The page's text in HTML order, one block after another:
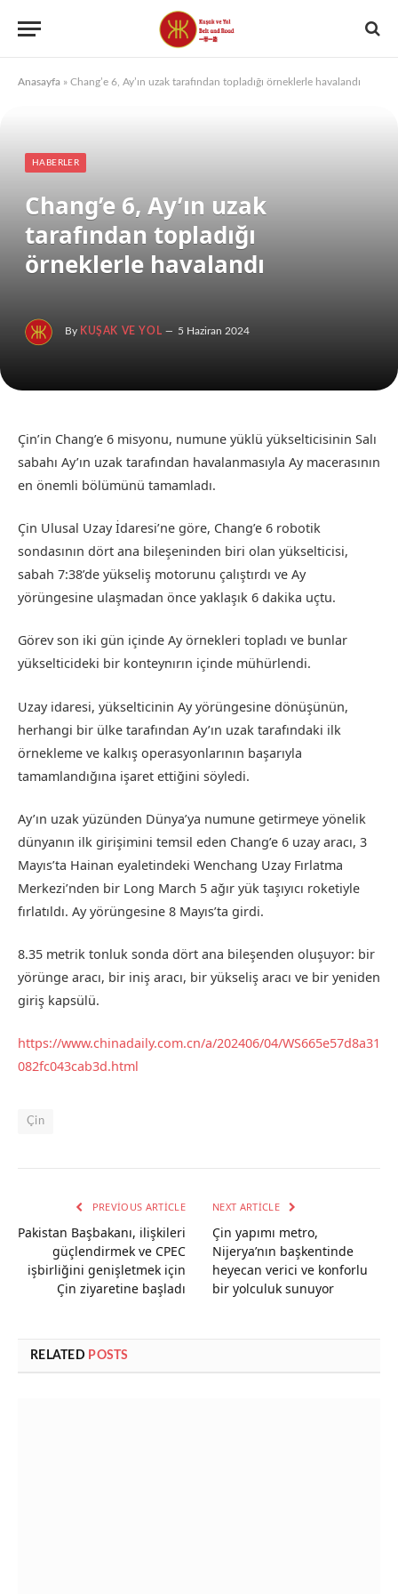
Anasayfa » Chang’e 6, Ay’ın uzak tarafından topladığı örneklerle havalandı
HABERLER
Chang’e 6, Ay’ın uzak
tarafından topladığı
örneklerle havalandı
By KUŞAK VE YOL 5 Haziran 2024
Çin’in Chang’e 6 misyonu, numune yüklü yükselticisinin Salı
sabahı Ay’ın uzak tarafından havalanmasıyla Ay macerasının
en önemli bölümünü tamamladı.
Çin Ulusal Uzay İdaresi’ne göre, Chang’e 6 robotik
sondasının dört ana bileşeninden biri olan yükselticisi,
sabah 7:38’de yükseliş motorunu çalıştırdı ve Ay
yörüngesine ulaşmadan önce yaklaşık 6 dakika uçtu.
Görev son iki gün içinde Ay örnekleri topladı ve bunlar
yükselticideki bir konteynırın içinde mühürlendi.
Uzay idaresi, yükselticinin Ay yörüngesine dönüşünün,
herhangi bir ülke tarafından Ay’ın uzak tarafındaki ilk
örnekleme ve kalkış operasyonlarının başarıyla
tamamlandığına işaret ettiğini söyledi.
Ay’ın uzak yüzünden Dünya’ya numune getirmeye yönelik
dünyanın ilk girişimini temsil eden Chang’e 6 uzay aracı, 3
Mayıs’ta Hainan eyaletindeki Wenchang Uzay Fırlatma
Merkezi’nden bir Long March 5 ağır yük taşıyıcı roketiyle
fırlatıldı. Ay yörüngesine 8 Mayıs’ta girdi.
8.35 metrik tonluk sonda dört ana bileşenden oluşuyor: bir
yörünge aracı, bir iniş aracı, bir yükseliş aracı ve bir yeniden
giriş kapsülü.
https://www.chinadaily.com.cn/a/202406/04/WS665e57d8a31
082fc043cab3d.html
Çin
PREVIOUS ARTICLE
Pakistan Başbakanı, ilişkileri
güçlendirmek ve CPEC
işbirliğini genişletmek için
Çin ziyaretine başladı
NEXT ARTICLE
Çin yapımı metro,
Nijerya’nın başkentinde
heyecan verici ve konforlu
bir yolculuk sunuyor
RELATED POSTS